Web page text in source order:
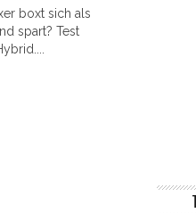
boxt sich als
spart? Test